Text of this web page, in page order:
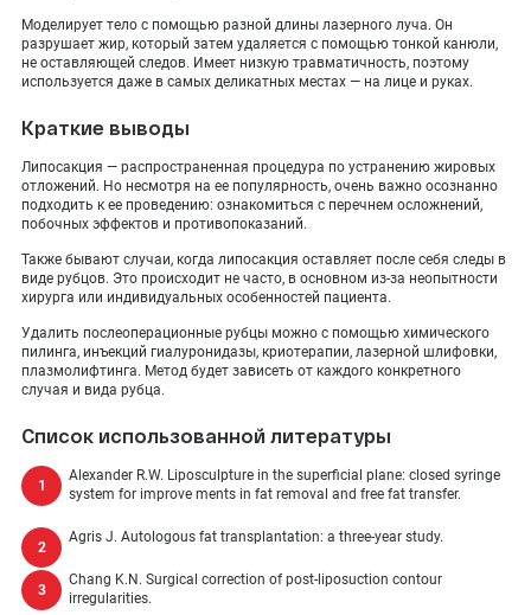
Моделирует тело с помощью разной длины лазерного луча. Он
разрушает жир, который затем удаляется с помощью тонкой канюли,
не оставляющей следов. Имеет низкую травматичность, поэтому
используется даже в самых деликатных местах — на лице и руках.
Краткие выводы
Липосакция — распространенная процедура по устранению жировых
отложений. Но несмотря на ее популярность, очень важно осознанно
подходить к ее проведению: ознакомиться с перечнем осложнений,
побочных эффектов и противопоказаний.
Также бывают случаи, когда липосакция оставляет после себя следы в
виде рубцов. Это происходит не часто, в основном из-за неопытности
хирурга или индивидуальных особенностей пациента.
Удалить послеоперационные рубцы можно с помощью химического
пилинга, инъекций гиалуронидазы, криотерапии, лазерной шлифовки,
плазмолифтинга. Метод будет зависеть от каждого конкретного
случая и вида рубца.
Список использованной литературы
Alexander R.W. Liposculpture in the superficial plane: closed syringe
system for improve ments in fat removal and free fat transfer.
Agris J. Autologous fat transplantation: a three-year study.
Chang K.N. Surgical correction of post-liposuction contour
irregularities.